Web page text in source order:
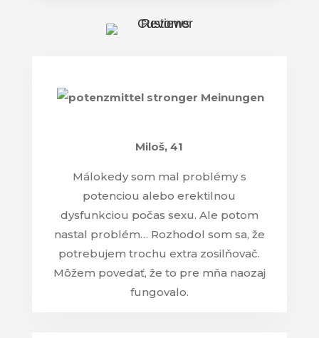
Miloš, 41
Málokedy som mal problémy s
potenciou alebo erektilnou
dysfunkciou počas sexu. Ale potom
nastal problém… Rozhodol som sa, že
potrebujem trochu extra zosilňovač.
Môžem povedať, že to pre mňa naozaj
fungovalo.